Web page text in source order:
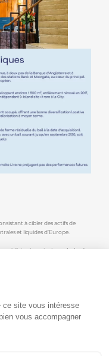
à cibler des actifs de
et liquides d’Europe.
des principaux hubs de
combine qualité
d’Europe.
ce site vous intéresse
vous accompagner